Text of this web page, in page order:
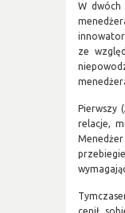
W dwóch
ze
Pierwszy
relacje,